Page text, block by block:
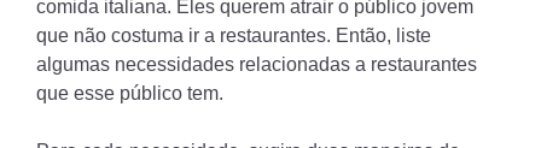
comida italiana. Eles querem atrair o público jovem
que não costuma ir a restaurantes. Então, liste
algumas necessidades relacionadas a restaurantes
que esse público tem.